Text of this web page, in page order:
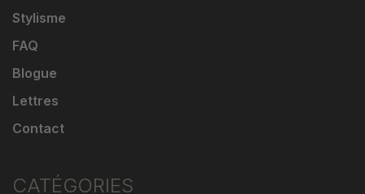
Stylisme
FAQ
Blogue
Lettres
Contact
CATÉGORIES